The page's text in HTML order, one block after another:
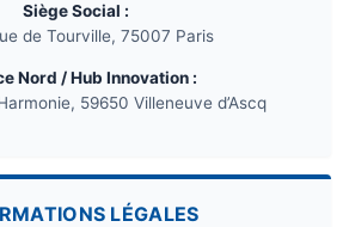
Siège Social :
de Tourville, 75007 Paris
Nord / Hub Innovation :
59650 Villeneuve d’Ascq
LÉGALES